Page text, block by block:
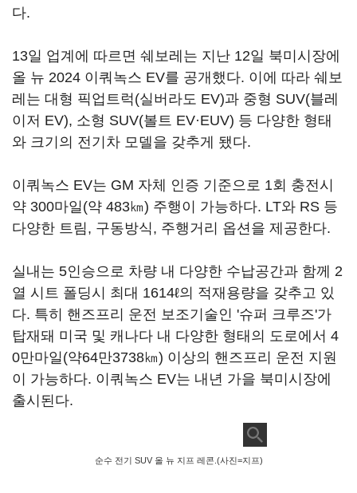
다.
13일 업계에 따르면 쉐보레는 지난 12일 북미시장에
올 뉴 2024 이쿼녹스 EV를 공개했다. 이에 따라 쉐보
레는 대형 픽업트럭(실버라도 EV)과 중형 SUV(블레
이저 EV), 소형 SUV(볼트 EV·EUV) 등 다양한 형태
와 크기의 전기차 모델을 갖추게 됐다.
이쿼녹스 EV는 GM 자체 인증 기준으로 1회 충전시
약 300마일(약 483㎞) 주행이 가능하다. LT와 RS 등
다양한 트림, 구동방식, 주행거리 옵션을 제공한다.
실내는 5인승으로 차량 내 다양한 수납공간과 함께 2
열 시트 폴딩시 최대 1614ℓ의 적재용량을 갖추고 있
다. 특히 핸즈프리 운전 보조기술인 '슈퍼 크루즈'가
탑재돼 미국 및 캐나다 내 다양한 형태의 도로에서 4
0만마일(약64만3738㎞) 이상의 핸즈프리 운전 지원
이 가능하다. 이쿼녹스 EV는 내년 가을 북미시장에
출시된다.
순수 전기 SUV 올 뉴 지프 레콘.(사진=지프)